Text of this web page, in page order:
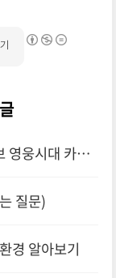
영웅시대 카페
질문)
경 알아보기